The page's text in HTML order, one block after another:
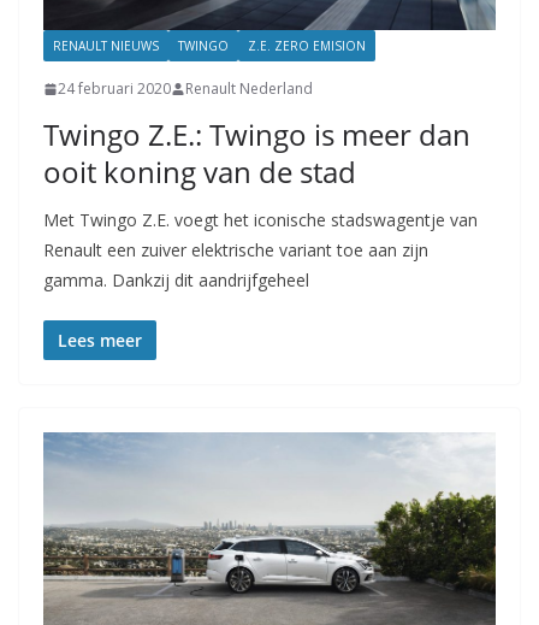
RENAULT NIEUWS TWINGO Z.E. ZERO EMISION
24 februari 2020 Renault Nederland
Twingo Z.E.: Twingo is meer dan
ooit koning van de stad
Met Twingo Z.E. voegt het iconische stadswagentje van
Renault een zuiver elektrische variant toe aan zijn
gamma. Dankzij dit aandrijfgeheel
Lees meer